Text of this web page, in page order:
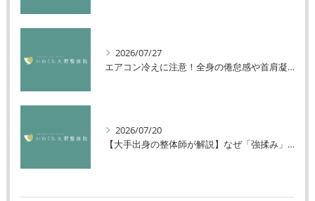
2026/07/27
エアコン冷えに注意！全身の倦怠感や首肩凝りを解消する方法
2026/07/20
【大手出身の整体師が解説】なぜ「強揉み」は体に良くないのか？